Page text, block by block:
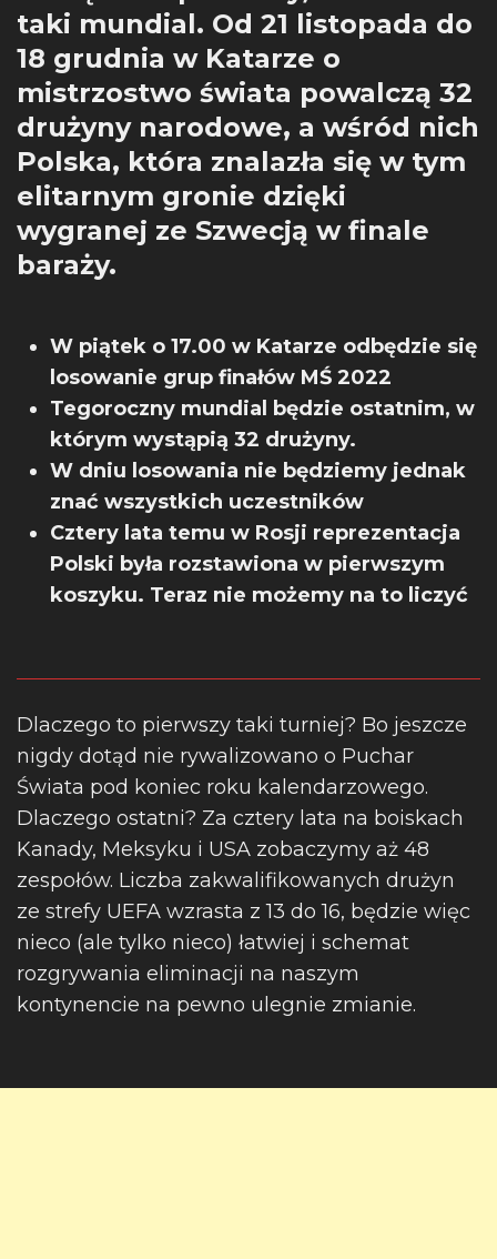
taki mundial. Od 21 listopada do
18 grudnia w Katarze o
mistrzostwo świata powalczą 32
drużyny narodowe, a wśród nich
Polska, która znalazła się w tym
elitarnym gronie dzięki
wygranej ze Szwecją w finale
baraży.
W piątek o 17.00 w Katarze odbędzie się
losowanie grup finałów MŚ 2022
Tegoroczny mundial będzie ostatnim, w
którym wystąpią 32 drużyny.
W dniu losowania nie będziemy jednak
znać wszystkich uczestników
Cztery lata temu w Rosji reprezentacja
Polski była rozstawiona w pierwszym
koszyku. Teraz nie możemy na to liczyć
Dlaczego to pierwszy taki turniej? Bo jeszcze
nigdy dotąd nie rywalizowano o Puchar
Świata pod koniec roku kalendarzowego.
Dlaczego ostatni? Za cztery lata na boiskach
Kanady, Meksyku i USA zobaczymy aż 48
zespołów. Liczba zakwalifikowanych drużyn
ze strefy UEFA wzrasta z 13 do 16, będzie więc
nieco (ale tylko nieco) łatwiej i schemat
rozgrywania eliminacji na naszym
kontynencie na pewno ulegnie zmianie.